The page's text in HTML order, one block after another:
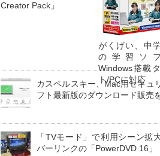
Creator Pack」
がくげい、中
の学習ソ
Windows搭載
ト/PCに対応
カスペルスキー、Mac用セキュ
フト最新版のダウンロード販売
「TVモード」で利用シーン拡
バーリンクの「PowerDVD 16」